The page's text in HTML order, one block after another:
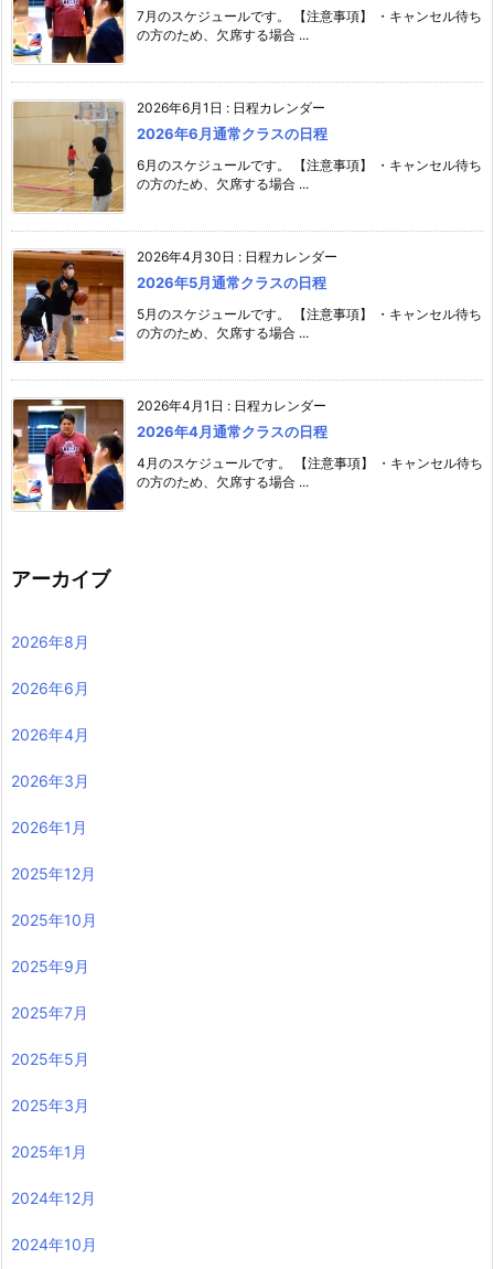
7月のスケジュールです。 【注意事項】 ・キャンセル待ち
の方のため、欠席する場合 ...
2026年6月1日 : 日程カレンダー
2026年6月通常クラスの日程
6月のスケジュールです。 【注意事項】 ・キャンセル待ち
の方のため、欠席する場合 ...
2026年4月30日 : 日程カレンダー
2026年5月通常クラスの日程
5月のスケジュールです。 【注意事項】 ・キャンセル待ち
の方のため、欠席する場合 ...
2026年4月1日 : 日程カレンダー
2026年4月通常クラスの日程
4月のスケジュールです。 【注意事項】 ・キャンセル待ち
の方のため、欠席する場合 ...
アーカイブ
2026年8月
2026年6月
2026年4月
2026年3月
2026年1月
2025年12月
2025年10月
2025年9月
2025年7月
2025年5月
2025年3月
2025年1月
2024年12月
2024年10月